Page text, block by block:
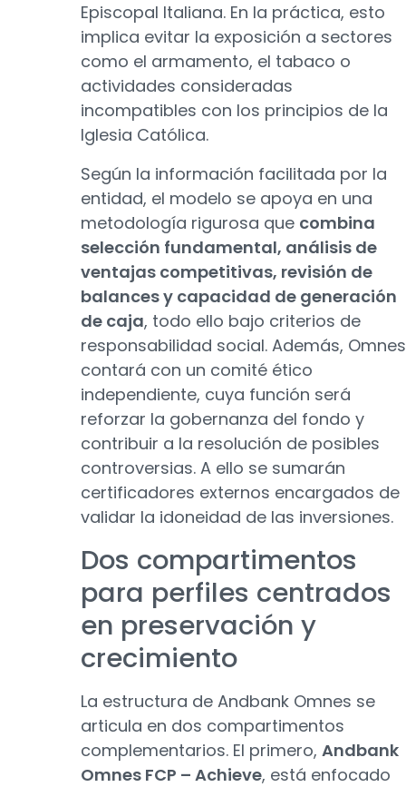
Episcopal Italiana. En la práctica, esto
implica evitar la exposición a sectores
como el armamento, el tabaco o
actividades consideradas
incompatibles con los principios de la
Iglesia Católica.
Según la información facilitada por la
entidad, el modelo se apoya en una
metodología rigurosa que combina
selección fundamental, análisis de
ventajas competitivas, revisión de
balances y capacidad de generación
de caja, todo ello bajo criterios de
responsabilidad social. Además, Omnes
contará con un comité ético
independiente, cuya función será
reforzar la gobernanza del fondo y
contribuir a la resolución de posibles
controversias. A ello se sumarán
certificadores externos encargados de
validar la idoneidad de las inversiones.
Dos compartimentos
para perfiles centrados
en preservación y
crecimiento
La estructura de Andbank Omnes se
articula en dos compartimentos
complementarios. El primero, Andbank
Omnes FCP – Achieve, está enfocado